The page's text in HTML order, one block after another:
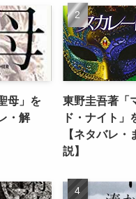
母」を
・解
東野圭吾著「
ド・ナイト」
【ネタバレ・
説】